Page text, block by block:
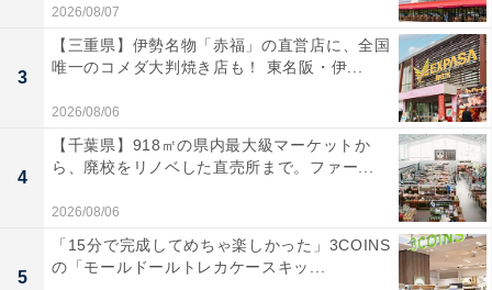
を始めとした、主人公「竈門炭治郎」と近しいキャラク
ターが中心にデザインされたパッケージになっていま
す。
※煉獄の「煉」は「火+東」、禰豆子の「禰」は「ネ＋
爾」が正しい表記となります
(c) 吾峠呼世晴／集英社・アニプレックス・ufotable
2026/08/07
3
【三重県】伊勢名物「赤福」の直営店に、全国
唯一のコメダ大判焼き店も！ 東名阪・伊...
2026/08/06
4
【千葉県】918㎡の県内最大級マーケットか
ら、廃校をリノベした直売所まで。ファー...
2026/08/06
5
「15分で完成してめちゃ楽しかった」3COINS
の「モールドールトレカケースキッ...